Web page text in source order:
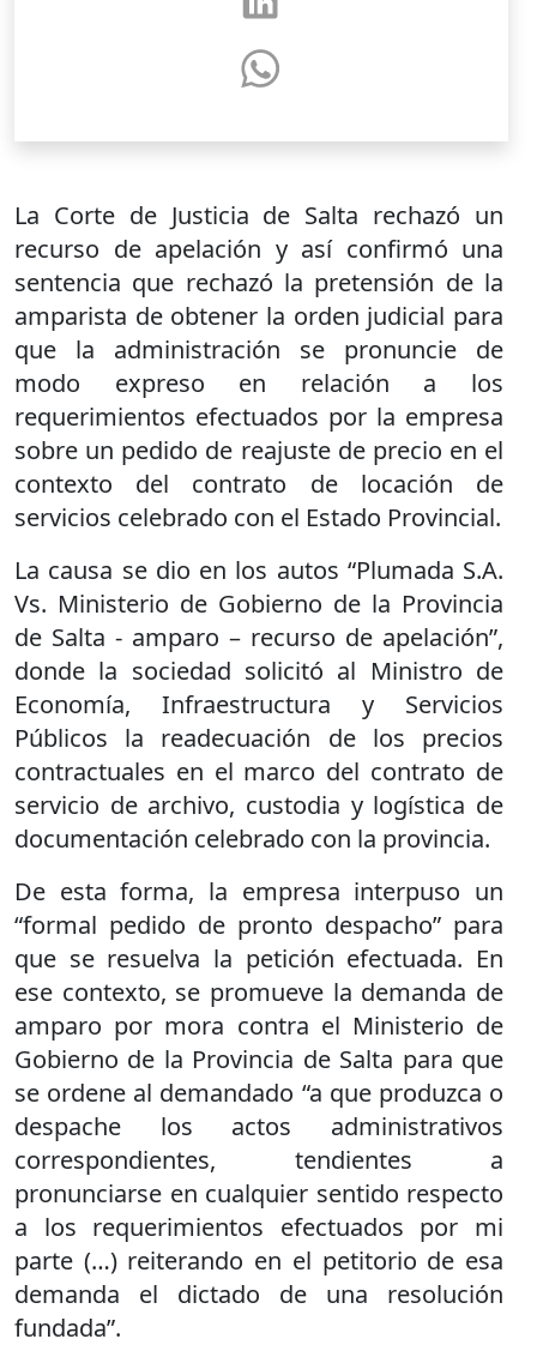
La Corte de Justicia de Salta rechazó un
recurso de apelación y así confirmó una
sentencia que rechazó la pretensión de la
amparista de obtener la orden judicial para
que la administración se pronuncie de
modo expreso en relación a los
requerimientos efectuados por la empresa
sobre un pedido de reajuste de precio en el
contexto del contrato de locación de
servicios celebrado con el Estado Provincial.
La causa se dio en los autos “Plumada S.A.
Vs. Ministerio de Gobierno de la Provincia
de Salta - amparo – recurso de apelación”,
donde la sociedad solicitó al Ministro de
Economía, Infraestructura y Servicios
Públicos la readecuación de los precios
contractuales en el marco del contrato de
servicio de archivo, custodia y logística de
documentación celebrado con la provincia.
De esta forma, la empresa interpuso un
“formal pedido de pronto despacho” para
que se resuelva la petición efectuada. En
ese contexto, se promueve la demanda de
amparo por mora contra el Ministerio de
Gobierno de la Provincia de Salta para que
se ordene al demandado “a que produzca o
despache los actos administrativos
correspondientes, tendientes a
pronunciarse en cualquier sentido respecto
a los requerimientos efectuados por mi
parte (…) reiterando en el petitorio de esa
demanda el dictado de una resolución
fundada”.